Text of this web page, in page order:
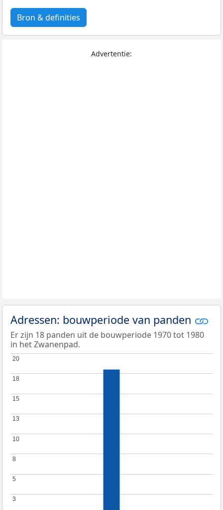
Bron & definities
Advertentie:
Adressen: bouwperiode van panden
Er zijn 18 panden uit de bouwperiode 1970 tot 1980
in het Zwanenpad.
3
3
5
5
8
8
10
10
13
13
15
15
18
18
20
20